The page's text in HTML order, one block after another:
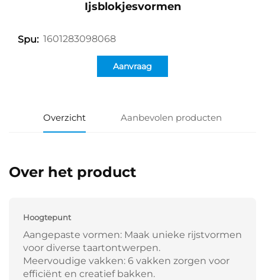
Ijsblokjesvormen
Spu: 1601283098068
Aanvraag
Overzicht Aanbevolen producten
Over het product
Hoogtepunt
Aangepaste vormen: Maak unieke rijstvormen
voor diverse taartontwerpen.
Meervoudige vakken: 6 vakken zorgen voor
efficiënt en creatief bakken.